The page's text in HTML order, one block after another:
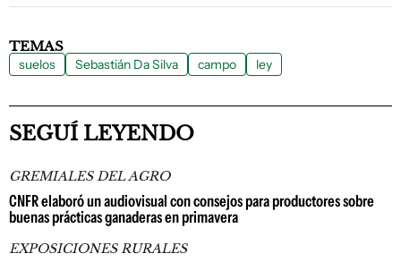
TEMAS
suelos Sebastián Da Silva campo ley
SEGUÍ LEYENDO
GREMIALES DEL AGRO
CNFR elaboró un audiovisual con consejos para productores sobre
buenas prácticas ganaderas en primavera
EXPOSICIONES RURALES